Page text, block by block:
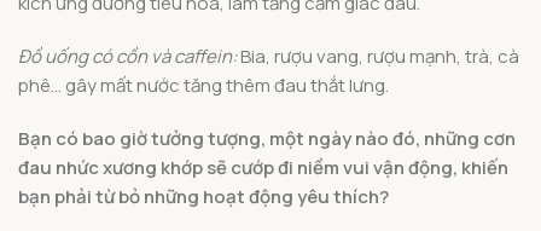
Đồ uống có cồn và caffein:Bia, rượu vang, rượu mạnh, trà, cà
phê… gây mất nước tăng thêm đau thắt lưng.
Bạn có bao giờ tưởng tượng, một ngày nào đó, những cơn
đau nhức xương khớp sẽ cướp đi niềm vui vận động, khiến
bạn phải từ bỏ những hoạt động yêu thích?